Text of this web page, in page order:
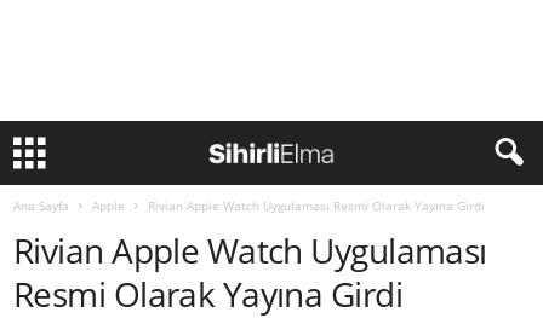
Ana Sayfa Apple Rivian Apple Watch Uygulaması Resmi Olarak Yayına Girdi
Rivian Apple Watch Uygulaması
Resmi Olarak Yayına Girdi